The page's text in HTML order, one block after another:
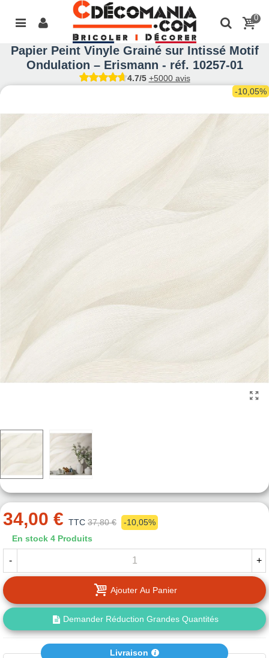
0
Papier Peint Vinyle Grainé sur Intissé Motif
Ondulation – Erismann - réf. 10257-01
4.7/5 +5000 avis
-10,05%
34,00 € TTC 37,80 €
-10,05%
En stock 4 Produits
- +
Ajouter Au Panier
Demander Réduction Grandes Quantités
Livraison